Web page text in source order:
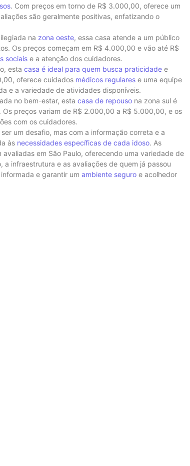
. Com preços em torno de R$ 3.000,00, oferece um
são geralmente positivas, enfatizando o
na zona oeste, essa casa atende a um público
Os preços começam em R$ 4.000,00 e vão até R$
sociais e a atenção dos cuidadores.
esta casa é ideal para quem busca praticidade e
oferece cuidados médicos regulares e uma equipe
e a variedade de atividades disponíveis.
no bem-estar, esta casa de repouso na zona sul é
preços variam de R$ 2.000,00 a R$ 5.000,00, e os
com os cuidadores.
um desafio, mas com a informação correta e a
às necessidades específicas de cada idoso. As
em São Paulo, oferecendo uma variedade de
infraestrutura e as avaliações de quem já passou
e garantir um ambiente seguro e acolhedor